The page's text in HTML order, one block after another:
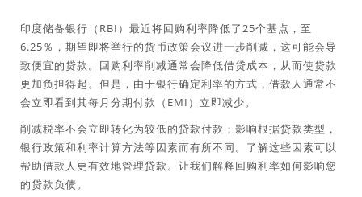
印度储备银行（RBI）最近将回购利率降低了25个基点，至
6.25％，期望即将举行的货币政策会议进一步削减，这可能会导
致便宜的贷款。回购利率削减通常会降低借贷成本，从而使贷款
更加负担得起。但是，由于银行确定利率的方式，借款人通常不
会立即看到其每月分期付款（EMI）立即减少。
削减税率不会立即转化为较低的贷款付款；影响根据贷款类型，
银行政策和利率计算方法等因素而有所不同。了解这些因素可以
帮助借款人更有效地管理贷款。让我们解释回购利率如何影响您
的贷款负债。